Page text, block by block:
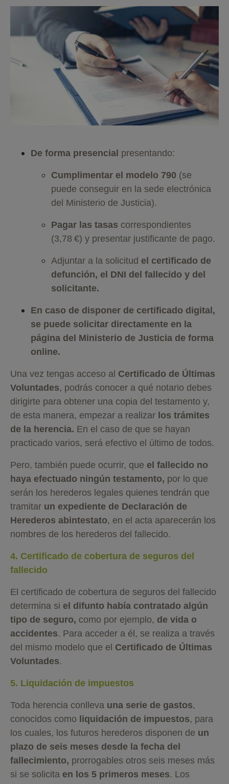
De forma presencial presentando:
Cumplimentar el modelo 790 (se
puede conseguir en la sede electrónica
del Ministerio de Justicia).
Pagar las tasas correspondientes
(3,78 €) y presentar justificante de pago.
Adjuntar a la solicitud el certificado de
defunción, el DNI del fallecido y del
solicitante.
En caso de disponer de certificado digital,
se puede solicitar directamente en la
página del Ministerio de Justicia de forma
online.
Una vez tengas acceso al Certificado de Últimas
Voluntades, podrás conocer a qué notario debes
dirigirte para obtener una copia del testamento y,
de esta manera, empezar a realizar los trámites
de la herencia. En el caso de que se hayan
practicado varios, será efectivo el último de todos.
Pero, también puede ocurrir, que el fallecido no
haya efectuado ningún testamento, por lo que
serán los herederos legales quienes tendrán que
tramitar un expediente de Declaración de
Herederos abintestato, en el acta aparecerán los
nombres de los herederos del fallecido.
4. Certificado de cobertura de seguros del
fallecido
El certificado de cobertura de seguros del fallecido
determina si el difunto había contratado algún
tipo de seguro, como por ejemplo, de vida o
accidentes. Para acceder a él, se realiza a través
del mismo modelo que el Certificado de Últimas
Voluntades.
5. Liquidación de impuestos
Toda herencia conlleva una serie de gastos,
conocidos como liquidación de impuestos, para
los cuales, los futuros herederos disponen de un
plazo de seis meses desde la fecha del
fallecimiento, prorrogables otros seis meses más
si se solicita en los 5 primeros meses. Los